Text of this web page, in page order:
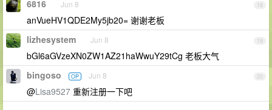
18
6816 Jun 8
anVueHV1QDE2My5jb20= 谢谢老板
19
lizhesystem Jun 8
bGl6aGVzeXN0ZW1AZ21haWwuY29tCg 老板大气
20
bingoso OP Jun 8
@Lisa9527 重新注册一下吧